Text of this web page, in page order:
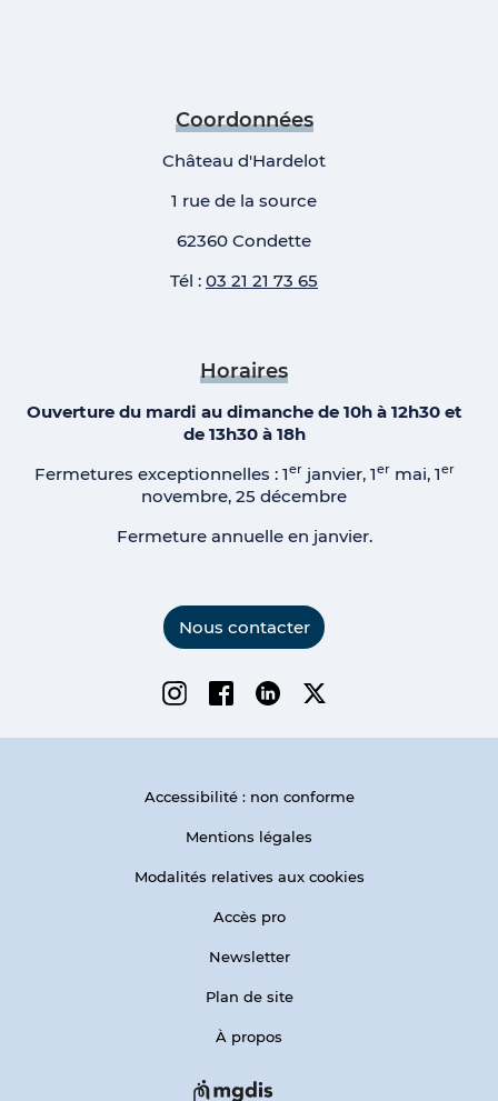
Coordonnées
Château d'Hardelot
1 rue de la source
62360 Condette
Tél :03 21 21 73 65
Horaires
Ouverture du mardi au dimanche de 10h à 12h30 et
de 13h30 à 18h
Fermetures exceptionnelles : 1erjanvier, 1ermai, 1er
novembre, 25 décembre
Fermeture annuelle en janvier.
Nous contacter
InstagramFacebookLinkedinTwitter
Accessibilité : non conforme
Mentions légales
Modalités relatives aux cookies
Accès pro
Newsletter
Plan de site
À propos